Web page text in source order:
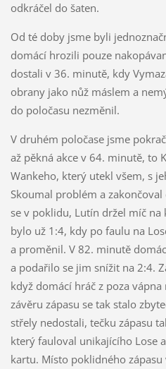
odkráčel do šaten.
Od té doby jsme byli
domácí hrozili pouze
dostali v 36. minutě, kdy
obrany jako nůž máslem a
do poločasu nezměnil.
V druhém poločase jsme
až pěkná akce v 64. minutě, to
Wankeho, který utekl všem, s
Skoumal problém a
se v poklidu, Lutín držel míč
bylo už 1:4, kdy po faulu na
a proměnil. V 82. minutě
a podařilo se jim snížit na 2:4.
když domácí hráč z poza
závěru zápasu se tak stalo
střely nedostali, tečku zápasu
který fauloval unikajícího Lose
kartu. Místo poklidného